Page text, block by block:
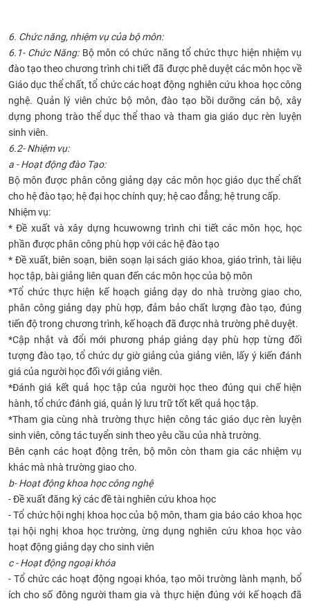
6. Chức năng, nhiệm vụ của bộ môn:
6.1- Chức Năng:Bộ môn có chức năng tổ chức thực hiện nhiệm vụ
đào tạo theo chương trình chi tiết đã được phê duyệt các môn học về
Giáo dục thể chất, tổ chức các hoạt động nghiên cứu khoa học công
nghệ. Quản lý viên chức bộ môn, đào tạo bồi dưỡng cán bộ, xây
dựng phong trào thể dục thể thao và tham gia giáo dục rèn luyện
sinh viên.
6.2- Nhiệm vụ:
a - Hoạt động đào Tạo:
Bộ môn được phân công giảng dạy các môn học giáo dục thể chất
cho hệ đào tạo; hệ đại học chính quy; hệ cao đẳng; hệ trung cấp.
Nhiệm vụ:
* Đề xuất và xây dựng hcuwowng trình chi tiết các môn học, học
phần được phân công phù hợp với các hệ đào tạo
* Đề xuất, biên soạn, biên soạn lại sách giáo khoa, giáo trình, tài liệu
học tập, bài giảng liên quan đến các môn học của bộ môn
*Tổ chức thực hiện kế hoạch giảng dạy do nhà trường giao cho,
phân công giảng dạy phù hợp, đảm bảo chất lượng đào tạo, đúng
tiến độ trong chương trình, kế hoạch đã được nhà trường phê duyệt.
*Cập nhật và đổi mới phương pháp giảng dạy phù hợp từng đối
tượng đào tạo, tổ chức dự giờ giảng của giảng viên, lấy ý kiến đánh
giá của người học đối với giảng viên.
*Đánh giá kết quả học tập của người học theo đúng qui chế hiện
hành, tổ chức đánh giá, quản lý lưu trữ tốt kết quả học tập.
*Tham gia cùng nhà trường thực hiện công tác giáo dục rèn luyện
sinh viên, công tác tuyển sinh theo yêu cầu của nhà trường.
Bên cạnh các hoạt động trên, bộ môn còn tham gia các nhiệm vụ
khác mà nhà trường giao cho.
b- Hoạt động khoa học công nghệ
- Đề xuất đăng ký các đề tài nghiên cứu khoa học
- Tổ chức hội nghị khoa học của bộ môn, tham gia báo cáo khoa học
tại hội nghị khoa học trường, ừng dụng nghiên cứu khoa học vào
hoạt động giảng dạy cho sinh viên
c - Hoạt động ngoại khóa
- Tổ chức các hoạt động ngoại khóa, tạo môi trường lành mạnh, bổ
ích cho số đông người tham gia và thực hiện đúng với kế hoạch đã